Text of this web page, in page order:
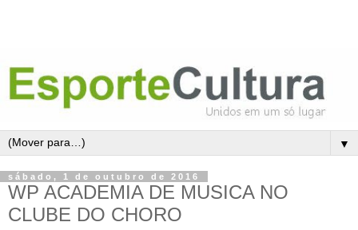
▼
sábado, 1 de outubro de 2016
WP ACADEMIA DE MUSICA NO
CLUBE DO CHORO